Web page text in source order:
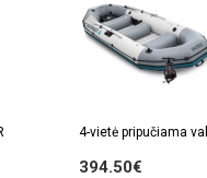
4-vietė pripučiama
394.50€